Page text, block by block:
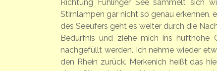
Richtung Fühlinger See sammelt sich
Stirnlampen gar nicht so genau erkennen,
des Seeufers geht es weiter durch die
Bedürfnis und ziehe mich ins hüfthohe
nachgefüllt werden. Ich nehme wieder
den Rhein zurück. Merkenich heißt das